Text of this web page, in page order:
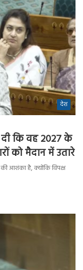
देश
कि वह 2027 के
को मैदान में उतारे
की आशंका है, क्योंकि विपक्ष